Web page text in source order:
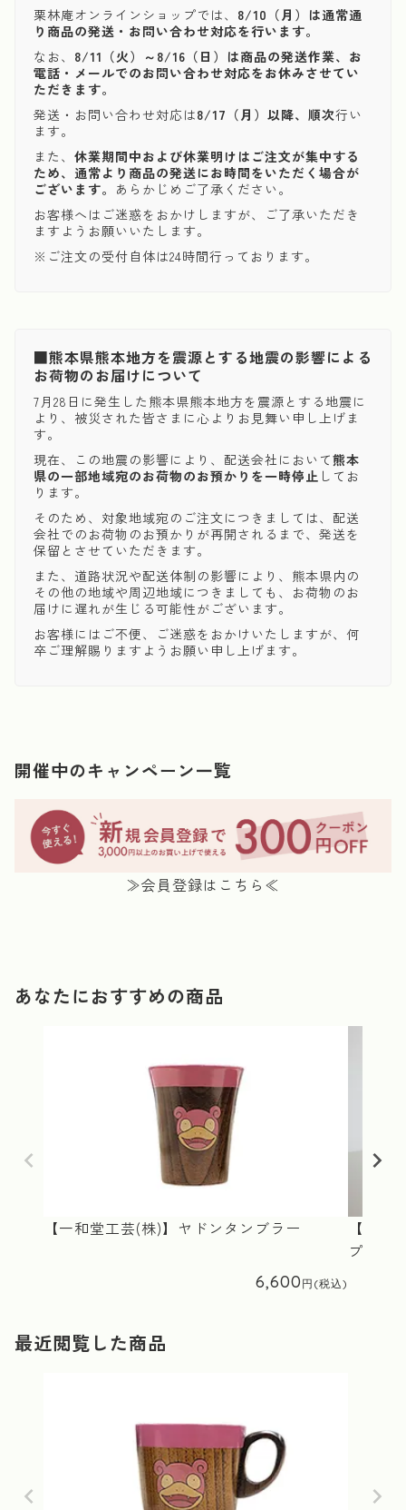
栗林庵オンラインショップでは、 8/10（月）は通常通
り商品の発送・お問い合わせ対応を行います。
なお、 8/11（火）～8/16（日）は商品の発送作業、お
電話・メールでのお問い合わせ対応をお休みさせてい
ただきます。
発送・お問い合わせ対応は8/17（月）以降、順次行い
ます。
また、 休業期間中および休業明けはご注文が集中する
ため、通常より商品の発送にお時間をいただく場合が
ございます。 あらかじめご了承ください。
お客様へはご迷惑をおかけしますが、ご了承いただき
ますようお願いいたします。
※ご注文の受付自体は24時間行っております。
■熊本県熊本地方を震源とする地震の影響による
お荷物のお届けについて
7月28日に発生した熊本県熊本地方を震源とする地震に
より、被災された皆さまに心よりお見舞い申し上げま
す。
現在、この地震の影響により、配送会社において熊本
県の一部地域宛のお荷物のお預かりを一時停止 してお
ります。
そのため、対象地域宛のご注文につきましては、配送
会社でのお荷物のお預かりが再開されるまで、発送を
保留とさせていただきます。
また、道路状況や配送体制の影響により、熊本県内の
その他の地域や周辺地域につきましても、お荷物のお
届けに遅れが生じる可能性がございます。
お客様にはご不便、ご迷惑をおかけいたしますが、何
卒ご理解賜りますようお願い申し上げます。
開催中のキャンペーン一覧
≫会員登録はこちら≪
あなたにおすすめの商品
【一和堂工芸(株)】ヤドンタンブラー
6,600
【一
プ」
最近閲覧した商品